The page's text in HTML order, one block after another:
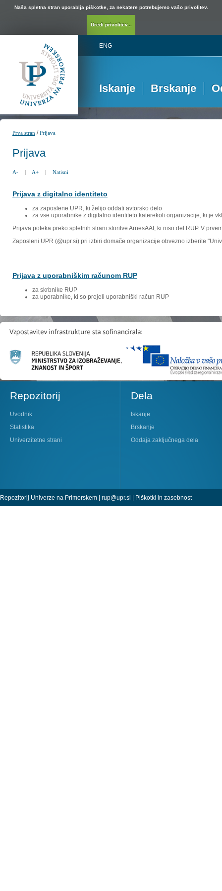
Naša spletna stran uporablja piškotke, za nekatere potrebujemo vašo privolitev.
Uredi privolitev...
ENG
Iskanje Brskanje
Prva stran /Prijava
Prijava
A- | A+ | Natisni
Prijava z digitalno identiteto
za zaposlene UPR, ki želijo oddati avtorsko delo
za vse uporabnike z digitalno identiteto katerekoli organizacije, ki je
Prijava poteka preko spletnih strani storitve ArnesAAI, ki niso del RUP. V
Zaposleni UPR (@upr.si) pri izbiri domače organizacije obvezno izberite
Prijava z uporabniškim računom RUP
za skrbnike RUP
za uporabnike, ki so prejeli uporabniški račun RUP
Repozitorij
Uvodnik
Statistika
Univerzitetne strani
Dela
Iskanje
Brskanje
Oddaja zaključnega dela
Repozitorij Univerze na Primorskem | rup@upr.si | Piškotki in zasebnost